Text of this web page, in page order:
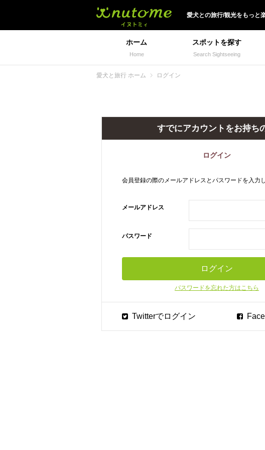
愛犬との旅行/観光をもっと
ホーム
Home
スポットを探す
Search Sightseeing
愛犬と旅行 ホーム ログイン
すでにアカウントをお持ち
ログイン
会員登録の際のメールアドレスとパスワードを入力
メールアドレス
パスワード
パスワードを忘れた方はこちら